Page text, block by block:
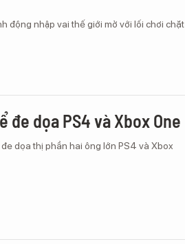
động nhập vai thế giới mở với lối chơi chặt
dọa PS4 và Xbox One
dọa thị phần hai ông lớn PS4 và Xbox